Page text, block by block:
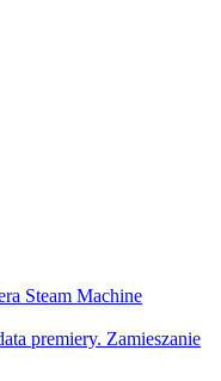
Steam Machine
premiery. Zamieszanie